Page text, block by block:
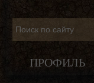
ПРОФИЛЬ